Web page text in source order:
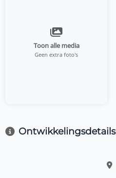
Toon alle media
Geen extra foto's
Ontwikkelingsdetails